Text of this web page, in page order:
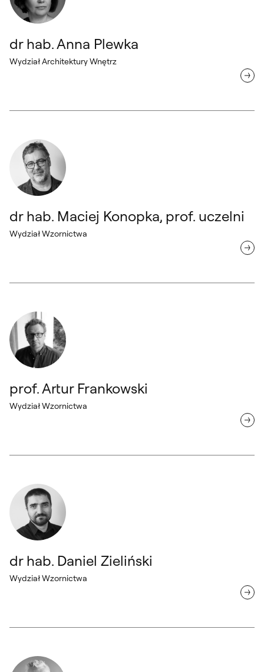
dr hab. Anna Plewka
Wydział Architektury Wnętrz
dr hab. Maciej Konopka, prof. uczelni
Wydział Wzornictwa
prof. Artur Frankowski
Wydział Wzornictwa
dr hab. Daniel Zieliński
Wydział Wzornictwa